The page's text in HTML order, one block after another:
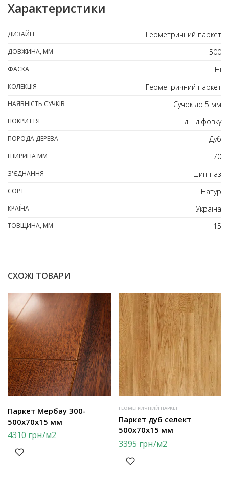
Характеристики
ДИЗАЙН Геометричний паркет
ДОВЖИНА, ММ 500
ФАСКА Ні
КОЛЕКЦІЯ Геометричний паркет
НАЯВНІСТЬ СУЧКІВ Сучок до 5 мм
ПОКРИТТЯ Під шліфовку
ПОРОДА ДЕРЕВА Дуб
ШИРИНА ММ 70
З'ЄДНАННЯ шип-паз
СОРТ Натур
КРАЇНА Україна
ТОВЩИНА, ММ 15
СХОЖІ ТОВАРИ
Паркет Мербау 300-
500х70х15 мм
4310 грн/м2
ГЕОМЕТРИЧНИЙ ПАРКЕТ
Паркет дуб селект
500х70х15 мм
3395 грн/м2